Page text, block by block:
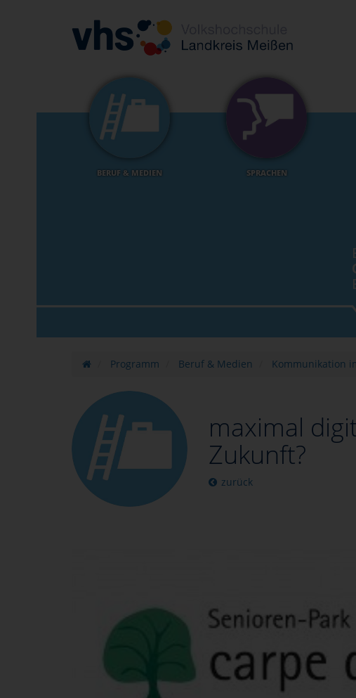
BERUF & MEDIEN SPRACHEN
Programm Beruf & Medien Kommunikation
maximal
Zukunft?
zurück